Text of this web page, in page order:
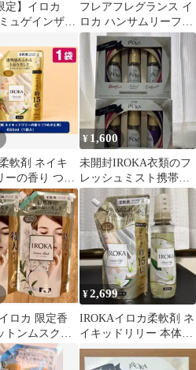
定】イロカ
ュゲインザエ
フレアフレグランス イ
ロカ ハンサムリーフ
詰め替え 超特大サイ
ズ 1200ml
軟剤 ネイキ
ーの香り つめ
1袋
¥ 1,600
未開封IROKA衣類のフ
レッシュミスト携帯用2
箱セット
ロカ 限定香
トンムスク
つめかえ用
個
¥2,699
IROKAイロカ柔軟剤 ネ
イキッドリリー 本体＋
詰替セット 特大650ml
新品